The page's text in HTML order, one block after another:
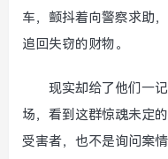
车，颤抖着向警察求助
追回失窃的财物。
现实却给了他们一
场，看到这群惊魂未定
受害者，也不是询问案